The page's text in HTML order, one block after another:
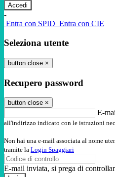
-
Entra con SPID Entra con CIE
Seleziona utente
button close ×
Recupero password
button close ×
E-
all'indirizzo indicato con le istruzioni
Non hai una e-mail associata al nome
tramite la Login Spaggiari
E-mail inviata, si prega di